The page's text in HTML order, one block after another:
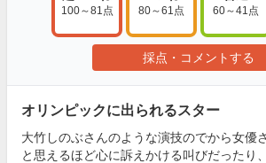
100～81点 80～61点 60～41点
採点・コメントする
オリンピックに出られるスター
大竹しのぶさんのような演技のでから女優
と思えるほど心に訴えかける叫びだったり